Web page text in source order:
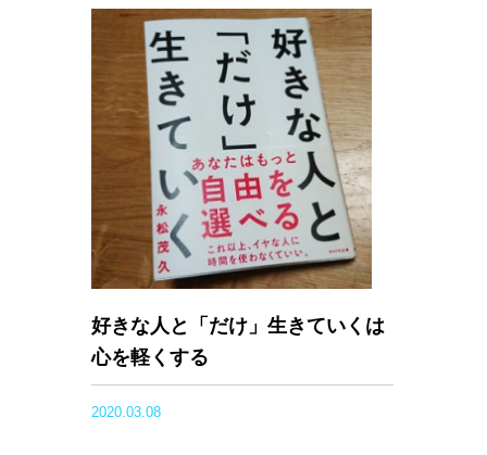
好きな人と「だけ」生きていくは
心を軽くする
2020.03.08